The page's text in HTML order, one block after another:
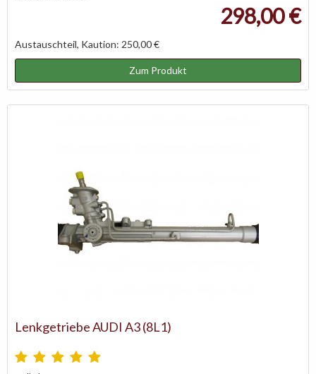
298,00 €
Austauschteil, Kaution: 250,00 €
Zum Produkt
Lenkgetriebe AUDI A3 (8L1)